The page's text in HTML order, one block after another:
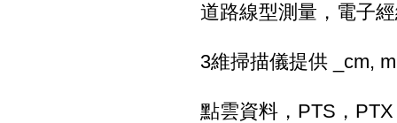
道路線型測量，電子
3維掃描儀提供 _cm,
點雲資料， PTS，